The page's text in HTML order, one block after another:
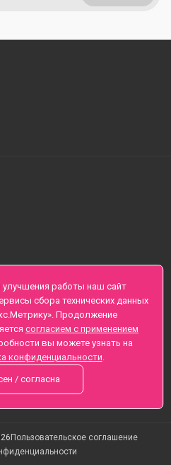
, Лиговский пр., 65
без выходных
Пользовательское соглашение
работы наш сайт
сбора технических данных
Продолжение
согласием с применением
вы можете узнать на
конфиденциальности.
/ согласна